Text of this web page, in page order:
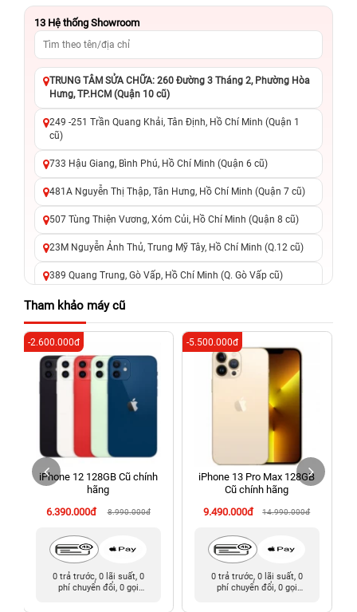
13 Hệ thống Showroom
TRUNG TÂM SỬA CHỮA: 260 Đường 3 Tháng 2, Phường Hòa
Hưng, TP.HCM (Quận 10 cũ)
249 -251 Trần Quang Khải, Tân Định, Hồ Chí Minh (Quận 1
cũ)
733 Hậu Giang, Bình Phú, Hồ Chí Minh (Quận 6 cũ)
481A Nguyễn Thị Thập, Tân Hưng, Hồ Chí Minh (Quận 7 cũ)
507 Tùng Thiện Vương, Xóm Củi, Hồ Chí Minh (Quận 8 cũ)
23M Nguyễn Ảnh Thủ, Trung Mỹ Tây, Hồ Chí Minh (Q.12 cũ)
389 Quang Trung, Gò Vấp, Hồ Chí Minh (Q. Gò Vấp cũ)
625 - 625A Âu Cơ, Tân Phú, Hồ Chí Minh (Quận Tân Phú cũ)
326 Lê Văn Việt, Tăng Nhơn Phú, Hồ Chí Minh (Q.9 TP. Thủ
Đức cũ)
256 Võ Văn Ngân, Thủ Đức, Hồ Chí Minh (Bình Thọ, TP. Thủ
70 Nguyễn An Ninh, Dĩ An, Hồ Chí Minh (Bình Dương Cũ)
24h Vũng Tàu: 162A Ba Cu, Vũng Tàu, Hồ Chí Minh (TP. Vũng
Tàu cũ)
198 Hoàng Văn Thụ, Tân Sơn Nhất, Hồ Chí Minh (Tân Bình
Tham khảo máy cũ
iPhone 12 128GB Cũ chính
hãng
6.390.000đ
8.990.000đ
-2.600.000đ
0 trả trước, 0 lãi suất, 0
phí chuyển đổi, 0 gọi
iPhone 13 Pro Max 128GB
Cũ chính hãng
9.490.000đ
14.990.000đ
-5.500.000đ
0 trả trước, 0 lãi suất, 0
phí chuyển đổi, 0 gọi